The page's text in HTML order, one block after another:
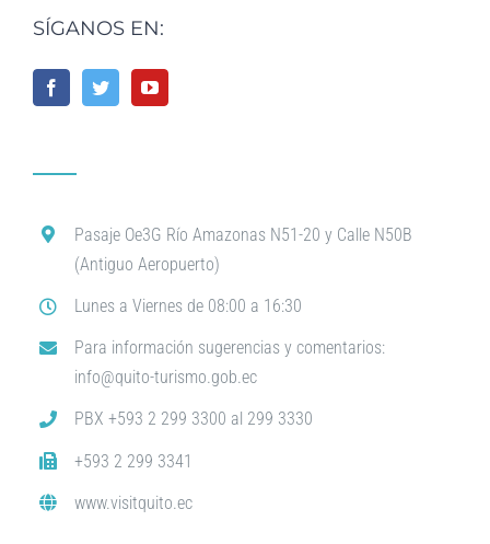
SÍGANOS EN:
Pasaje Oe3G Río Amazonas N51-20 y Calle N50B
(Antiguo Aeropuerto)
Lunes a Viernes de 08:00 a 16:30
Para información sugerencias y comentarios:
info@quito-turismo.gob.ec
PBX +593 2 299 3300 al 299 3330
+593 2 299 3341
www.visitquito.ec